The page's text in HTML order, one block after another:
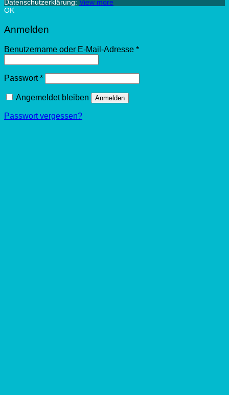
Datenschutzerklärung: View more
OK
Anmelden
Benutzername oder E-Mail-Adresse *
Passwort*
Angemeldet bleiben Anmelden
Passwort vergessen?